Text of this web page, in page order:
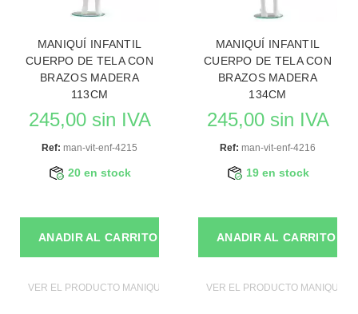
MANIQUÍ INFANTIL
CUERPO DE TELA CON
BRAZOS MADERA
113CM
245,00 sin IVA
Ref: man-vit-enf-4215
20 en stock
ANADIR AL CARRITO
VER EL PRODUCTO MANIQUIES
MANIQUÍ INFANTIL
CUERPO DE TELA CON
BRAZOS MADERA
134CM
245,00 sin IVA
Ref: man-vit-enf-4216
19 en stock
ANADIR AL CARRITO
VER EL PRODUCTO MANIQUIES